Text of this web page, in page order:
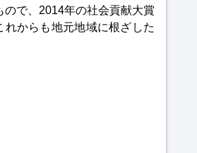
で、2014年の社会貢献大賞
からも地元地域に根ざした